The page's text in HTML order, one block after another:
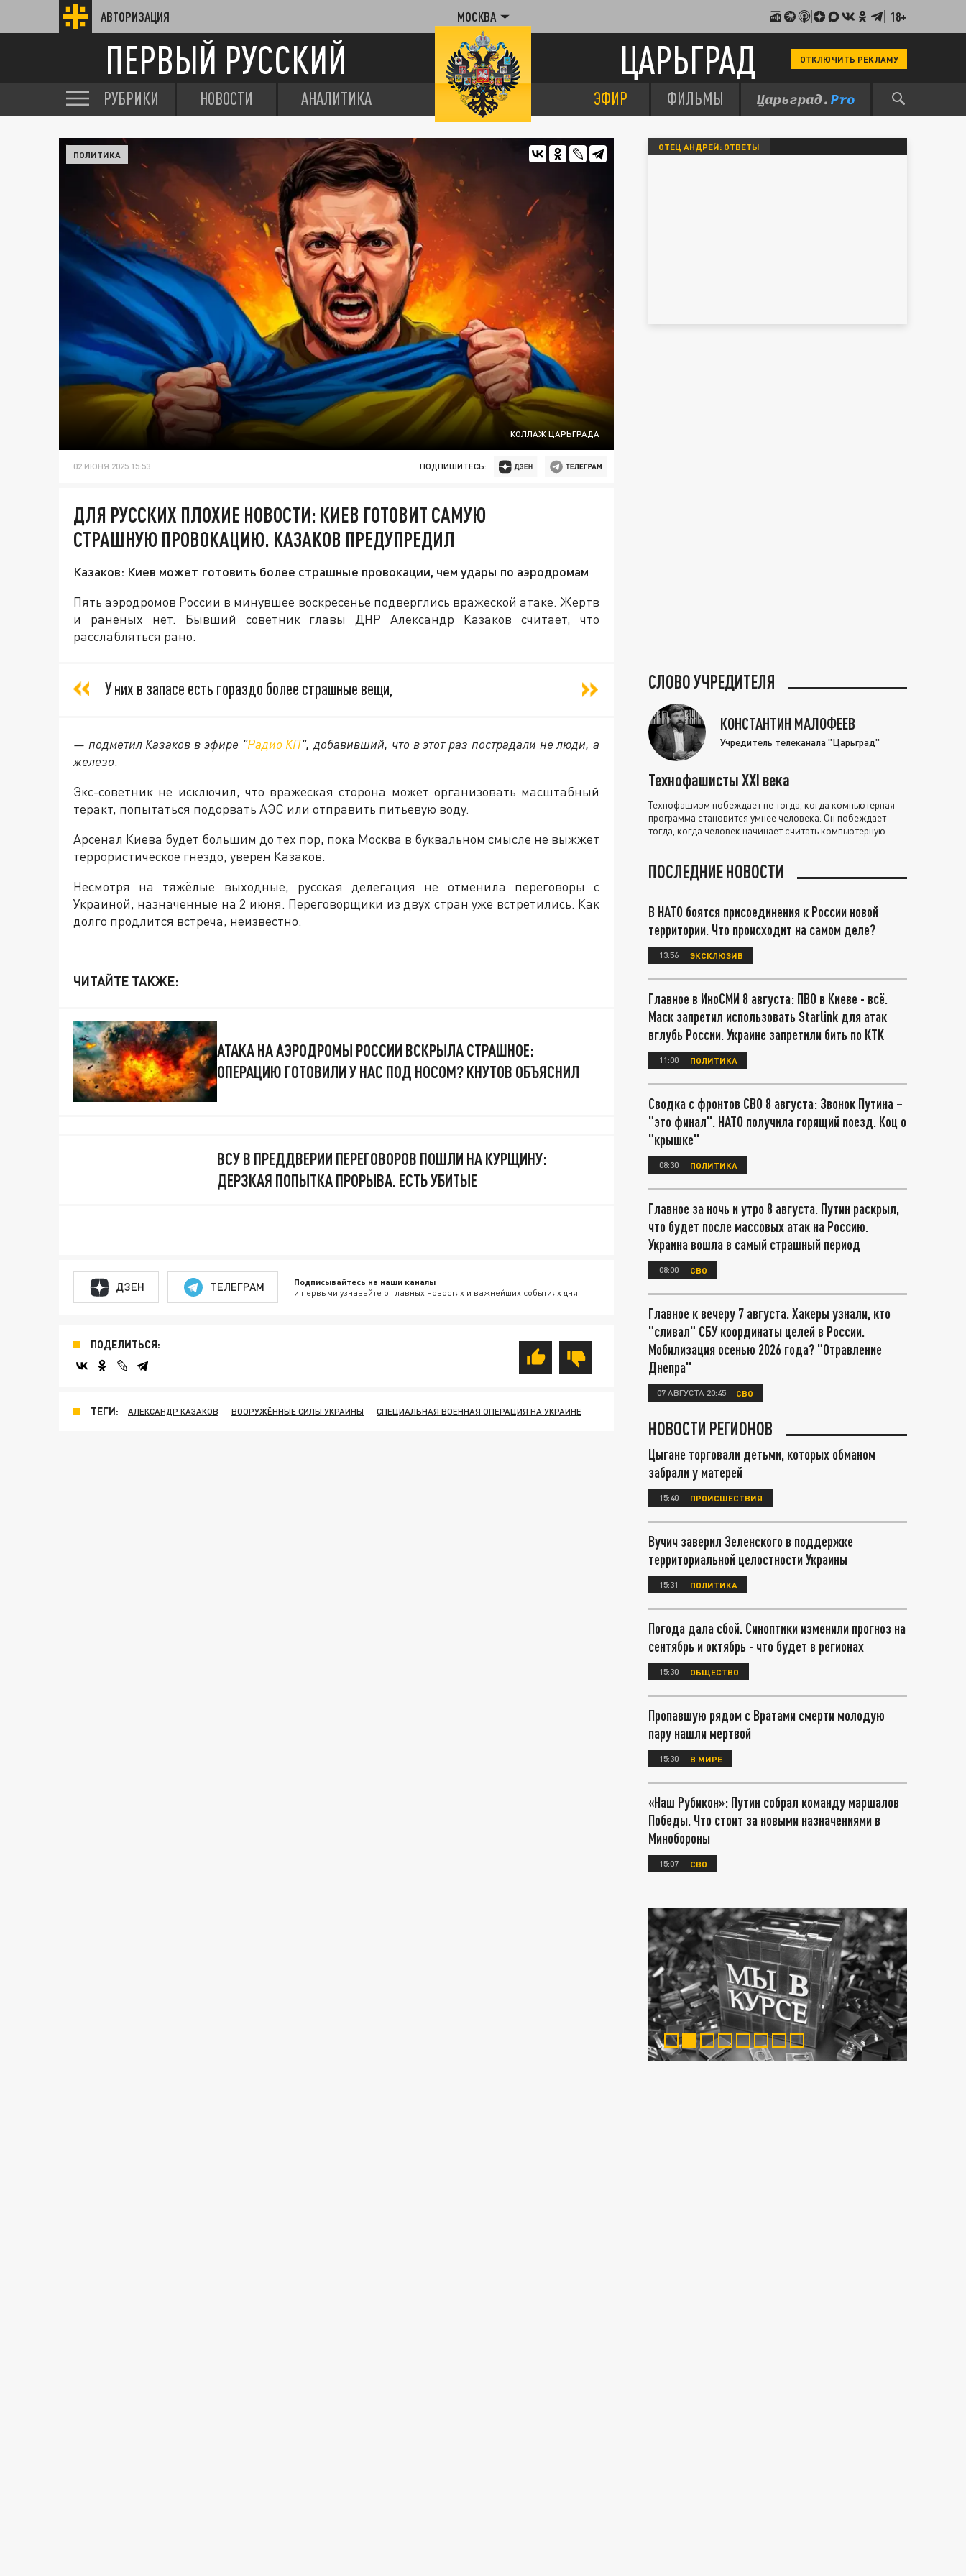
АВТОРИЗАЦИЯ МОСКВА 18+
ПЕРВЫЙ РУССКИЙ ЦАРЬГРАД ОТКЛЮЧИТЬ РЕКЛАМУ
РУБРИКИ НОВОСТИ АНАЛИТИКА ЭФИР ФИЛЬМЫ
КОЛЛАЖ ЦАРЬГРАДА
ПОЛИТИКА
02 ИЮНЯ 2025 15:53 ПОДПИШИТЕСЬ:
ДЛЯ РУССКИХ ПЛОХИЕ НОВОСТИ: КИЕВ ГОТОВИТ САМУЮ
СТРАШНУЮ ПРОВОКАЦИЮ. КАЗАКОВ ПРЕДУПРЕДИЛ
Казаков: Киев может готовить более страшные провокации, чем удары по аэродромам
Пять аэродромов России в минувшее воскресенье подверглись вражеской атаке. Жертв
и раненых нет. Бывший советник главы ДНР Александр Казаков считает, что
расслабляться рано.
У них в запасе есть гораздо более страшные вещи,
— подметил Казаков в эфире "Радио КП", добавивший, что в этот раз пострадали не люди, а
железо.
Экс-советник не исключил, что вражеская сторона может организовать масштабный
теракт, попытаться подорвать АЭС или отправить питьевую воду.
Арсенал Киева будет большим до тех пор, пока Москва в буквальном смысле не выжжет
террористическое гнездо, уверен Казаков.
Несмотря на тяжёлые выходные, русская делегация не отменила переговоры с
Украиной, назначенные на 2 июня. Переговорщики из двух стран уже встретились. Как
долго продлится встреча, неизвестно.
ЧИТАЙТЕ ТАКЖЕ:
АТАКА НА АЭРОДРОМЫ РОССИИ ВСКРЫЛА СТРАШНОЕ:
ОПЕРАЦИЮ ГОТОВИЛИ У НАС ПОД НОСОМ? КНУТОВ ОБЪЯСНИЛ
ВСУ В ПРЕДДВЕРИИ ПЕРЕГОВОРОВ ПОШЛИ НА КУРЩИНУ:
ДЕРЗКАЯ ПОПЫТКА ПРОРЫВА. ЕСТЬ УБИТЫЕ
ДЗЕН ТЕЛЕГРАМ Подписывайтесь на наши каналы
и первыми узнавайте о главных новостях и важнейших событиях дня.
ПОДЕЛИТЬСЯ:
ТЕГИ: АЛЕКСАНДР КАЗАКОВ ВООРУЖЁННЫЕ СИЛЫ УКРАИНЫ СПЕЦИАЛЬНАЯ ВОЕННАЯ ОПЕРАЦИЯ НА УКРАИНЕ
ОТЕЦ АНДРЕЙ: ОТВЕТЫ
СЛОВО УЧРЕДИТЕЛЯ
КОНСТАНТИН МАЛОФЕЕВ
Учредитель телеканала "Царьград"
Технофашисты XXI века
Технофашизм побеждает не тогда, когда компьютерная
программа становится умнее человека. Он побеждает
тогда, когда человек начинает считать компьютерную
ПОСЛЕДНИЕ НОВОСТИ
В НАТО боятся присоединения к России новой
территории. Что происходит на самом деле?
13:56 ЭКСКЛЮЗИВ
Главное в ИноСМИ 8 августа: ПВО в Киеве - всё.
Маск запретил использовать Starlink для атак
вглубь России. Украине запретили бить по КТК
11:00 ПОЛИТИКА
Сводка с фронтов СВО 8 августа: Звонок Путина –
"это финал". НАТО получила горящий поезд. Коц о
"крышке"
08:30 ПОЛИТИКА
Главное за ночь и утро 8 августа. Путин раскрыл,
что будет после массовых атак на Россию.
Украина вошла в самый страшный период
08:00 СВО
Главное к вечеру 7 августа. Хакеры узнали, кто
"сливал" СБУ координаты целей в России.
Мобилизация осенью 2026 года? "Отравление
Днепра"
07 АВГУСТА 20:45 СВО
НОВОСТИ РЕГИОНОВ
Цыгане торговали детьми, которых обманом
забрали у матерей
15:40 ПРОИСШЕСТВИЯ
Вучич заверил Зеленского в поддержке
территориальной целостности Украины
15:31 ПОЛИТИКА
Погода дала сбой. Синоптики изменили прогноз на
сентябрь и октябрь - что будет в регионах
15:30 ОБЩЕСТВО
Пропавшую рядом с Вратами смерти молодую
пару нашли мертвой
15:30 В МИРЕ
«Наш Рубикон»: Путин собрал команду маршалов
Победы. Что стоит за новыми назначениями в
Минобороны
15:07 СВО